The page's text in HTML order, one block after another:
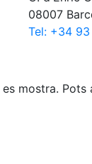
08007
Tel: +34
mostra.